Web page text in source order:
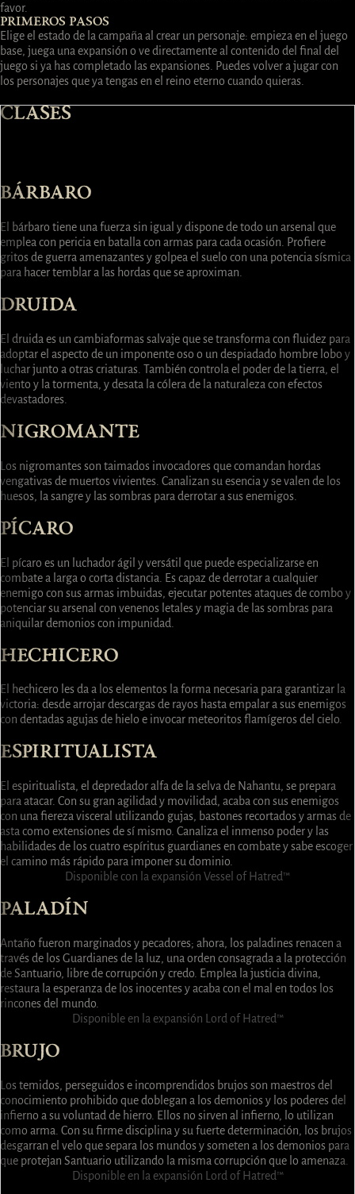
favor.
PRIMEROS PASOS
Elige el estado de la campaña al crear un personaje: empieza en el juego
base, juega una expansión o ve directamente al contenido del final del
juego si ya has completado las expansiones. Puedes volver a jugar con
los personajes que ya tengas en el reino eterno cuando quieras.
CLASES
BÁRBARO
El bárbaro tiene una fuerza sin igual y dispone de todo un arsenal que
emplea con pericia en batalla con armas para cada ocasión. Profiere
gritos de guerra amenazantes y golpea el suelo con una potencia sísmica
para hacer temblar a las hordas que se aproximan.
DRUIDA
El druida es un cambiaformas salvaje que se transforma con fluidez para
adoptar el aspecto de un imponente oso o un despiadado hombre lobo y
luchar junto a otras criaturas. También controla el poder de la tierra, el
viento y la tormenta, y desata la cólera de la naturaleza con efectos
devastadores.
NIGROMANTE
Los nigromantes son taimados invocadores que comandan hordas
vengativas de muertos vivientes. Canalizan su esencia y se valen de los
huesos, la sangre y las sombras para derrotar a sus enemigos.
PÍCARO
El pícaro es un luchador ágil y versátil que puede especializarse en
combate a larga o corta distancia. Es capaz de derrotar a cualquier
enemigo con sus armas imbuidas, ejecutar potentes ataques de combo y
potenciar su arsenal con venenos letales y magia de las sombras para
aniquilar demonios con impunidad.
HECHICERO
El hechicero les da a los elementos la forma necesaria para garantizar la
victoria: desde arrojar descargas de rayos hasta empalar a sus enemigos
con dentadas agujas de hielo e invocar meteoritos flamígeros del cielo.
ESPIRITUALISTA
El espiritualista, el depredador alfa de la selva de Nahantu, se prepara
para atacar. Con su gran agilidad y movilidad, acaba con sus enemigos
con una fiereza visceral utilizando gujas, bastones recortados y armas de
asta como extensiones de sí mismo. Canaliza el inmenso poder y las
habilidades de los cuatro espíritus guardianes en combate y sabe escoger
el camino más rápido para imponer su dominio.
Disponible con la expansión Vessel of Hatred™
PALADÍN
Antaño fueron marginados y pecadores; ahora, los paladines renacen a
través de los Guardianes de la luz, una orden consagrada a la protección
de Santuario, libre de corrupción y credo. Emplea la justicia divina,
restaura la esperanza de los inocentes y acaba con el mal en todos los
rincones del mundo.
Disponible en la expansión Lord of Hatred™
BRUJO
Los temidos, perseguidos e incomprendidos brujos son maestros del
conocimiento prohibido que doblegan a los demonios y los poderes del
infierno a su voluntad de hierro. Ellos no sirven al infierno, lo utilizan
como arma. Con su firme disciplina y su fuerte determinación, los brujos
desgarran el velo que separa los mundos y someten a los demonios para
que protejan Santuario utilizando la misma corrupción que lo amenaza.
Disponible en la expansión Lord of Hatred™